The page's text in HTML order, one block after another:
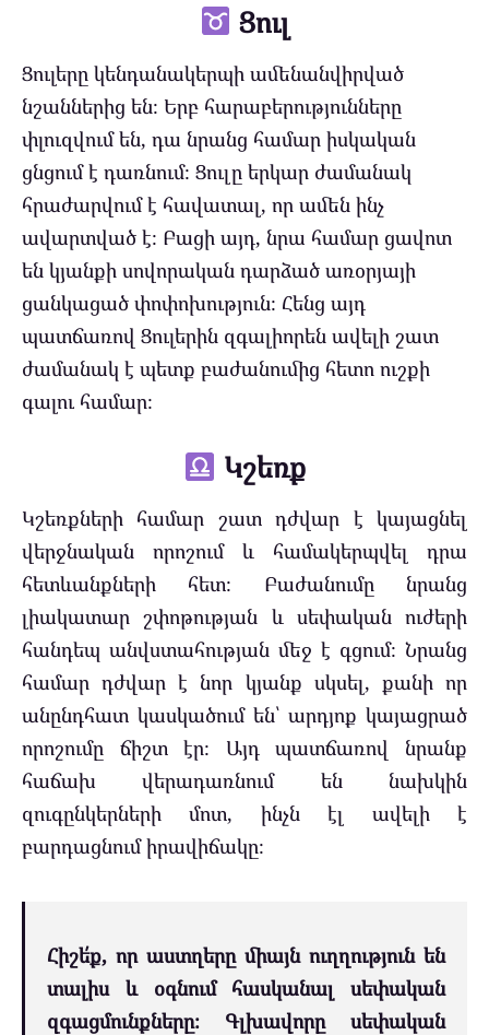
Ցուլ
Ցուլերը կենդանակերպի ամենանվիրված
նշաններից են։ Երբ հարաբերությունները
փլուզվում են, դա նրանց համար իսկական
ցնցում է դառնում։ Ցուլը երկար ժամանակ
հրաժարվում է հավատալ, որ ամեն ինչ
ավարտված է։ Բացի այդ, նրա համար ցավոտ
են կյանքի սովորական դարձած առօրյայի
ցանկացած փոփոխություն։ Հենց այդ
պատճառով Ցուլերին զգալիորեն ավելի շատ
ժամանակ է պետք բաժանումից հետո ուշքի
գալու համար։
Կշեռք
Կշեռքների համար շատ դժվար է կայացնել
վերջնական որոշում և համակերպվել դրա
հետևանքների հետ։ Բաժանումը նրանց
լիակատար շփոթության և սեփական ուժերի
հանդեպ անվստահության մեջ է գցում։ Նրանց
համար դժվար է նոր կյանք սկսել, քանի որ
անընդհատ կասկածում են՝ արդյոք կայացրած
որոշումը ճիշտ էր։ Այդ պատճառով նրանք
հաճախ վերադառնում են նախկին
զուգընկերների մոտ, ինչն էլ ավելի է
բարդացնում իրավիճակը։
Հիշե՛ք, որ աստղերը միայն ուղղություն են
տալիս և օգնում հասկանալ սեփական
զգացմունքները։ Գլխավորը սեփական